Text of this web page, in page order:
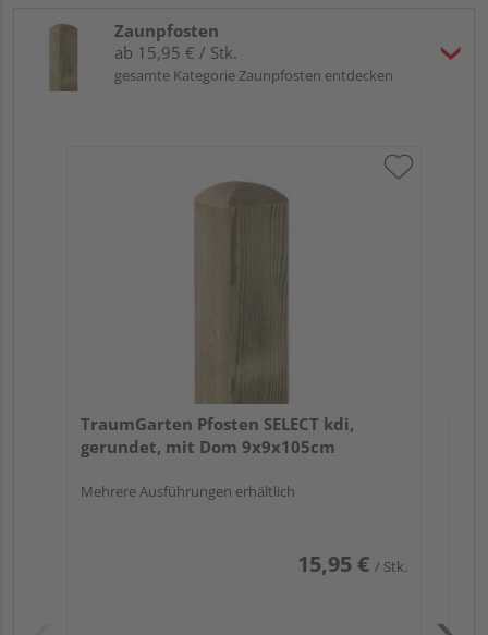
Zaunpfosten
ab 15,95 € / Stk.
gesamte Kategorie Zaunpfosten entdecken
TraumGarten Pfosten SELECT kdi,
gerundet, mit Dom 9x9x105cm
Mehrere Ausführungen erhältlich
15,95 € / Stk.